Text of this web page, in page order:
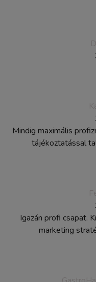
Mindig maximális
tájékoztatással
Igazán profi csapat.
marketing